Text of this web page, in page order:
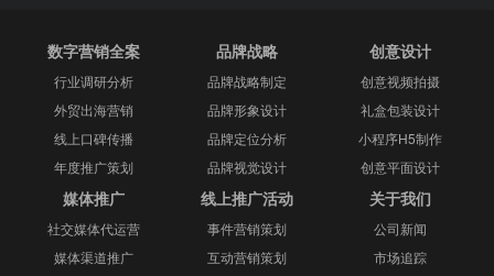
数字营销全案
行业调研分析
外贸出海营销
线上口碑传播
年度推广策划
品牌战略
品牌战略制定
品牌形象设计
品牌定位分析
品牌视觉设计
创意设计
创意视频拍摄
礼盒包装设计
小程序H5制作
创意平面设计
媒体推广
社交媒体代运营
媒体渠道推广
线上推广活动
事件营销策划
互动营销策划
关于我们
公司新闻
市场追踪